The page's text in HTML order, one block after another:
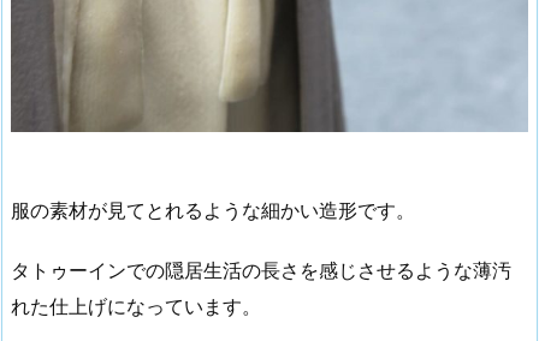
服の素材が見てとれるような細かい造形です。
タトゥーインでの隠居生活の長さを感じさせるような薄汚
れた仕上げになっています。